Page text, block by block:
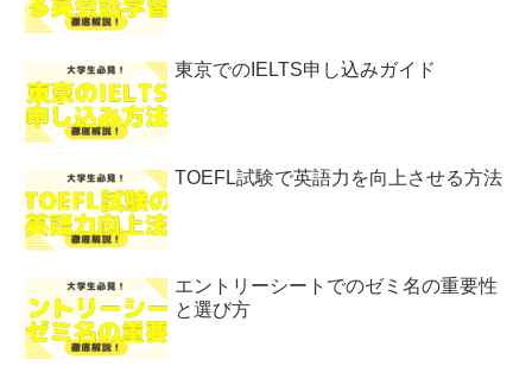
東京でのIELTS申し込みガイド
TOEFL試験で英語力を向上させる方法
エントリーシートでのゼミ名の重要性
と選び方